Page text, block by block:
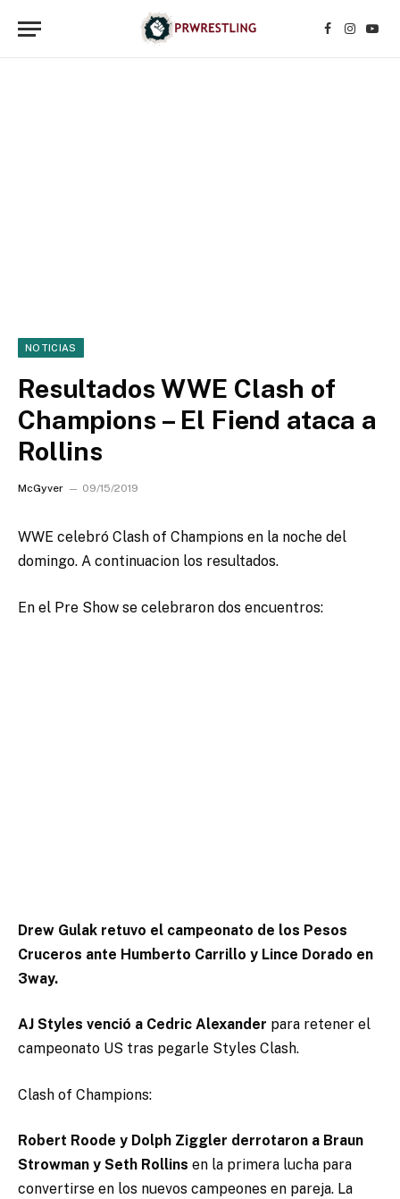
Facebook
NOTICIAS
Resultados WWE Clash of
Champions – El Fiend ataca a
Rollins
McGyver 09/15/2019
WWE celebró Clash of Champions en la noche del
domingo. A continuacion los resultados.
En el Pre Show se celebraron dos encuentros:
Drew Gulak retuvo el campeonato de los Pesos
Cruceros ante Humberto Carrillo y Lince Dorado en
3way.
AJ Styles venció a Cedric Alexander para retener el
campeonato US tras pegarle Styles Clash.
Clash of Champions:
Robert Roode y Dolph Ziggler derrotaron a Braun
Strowman y Seth Rollins en la primera lucha para
convertirse en los nuevos campeones en pareja. La